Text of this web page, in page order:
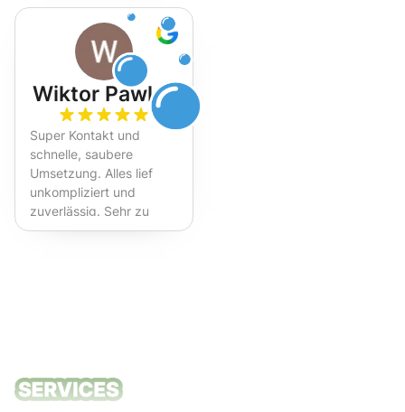
Wiktor Pawlak
Super Kontakt und
schnelle, saubere
Umsetzung. Alles lief
unkompliziert und
zuverlässig. Sehr zu
empfehlen!